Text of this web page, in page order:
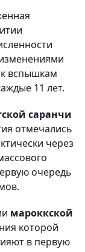
вспышкам
11 лет.
саранчи
отмечались
через
очередь
мароккской
которой
в первую